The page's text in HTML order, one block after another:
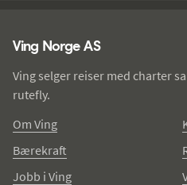
Ving Norge AS
Ving selger reiser med charter
rutefly.
Om Ving
Bærekraft
Jobb i Ving